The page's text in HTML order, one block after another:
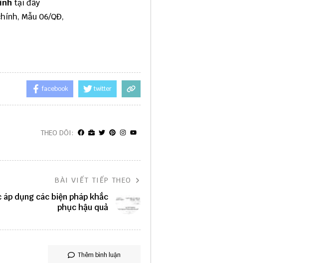
tại đây
Mẫu 06/QĐ,
facebook twitter
THEO DÕI:
BÀI VIẾT TIẾP THEO
áp dụng các biện pháp khắc
phục hậu quả
Thêm bình luận